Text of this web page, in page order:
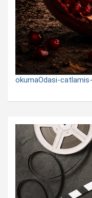
okumaOdasi-catlamis-